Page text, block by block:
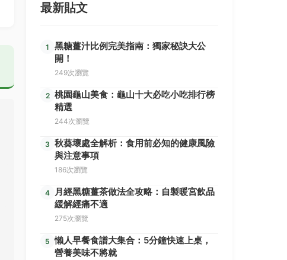
最新貼文
1
黑糖薑汁比例完美指南：獨家秘訣大公
開！
249次瀏覽
2 桃園龜山美食：龜山十大必吃小吃排行榜
精選
244次瀏覽
3 秋葵壞處全解析：食用前必知的健康風險
與注意事項
186次瀏覽
4
月經黑糖薑茶做法全攻略：自製暖宮飲品
緩解經痛不適
275次瀏覽
5 懶人早餐食譜大集合：5分鐘快速上桌，
營養美味不將就